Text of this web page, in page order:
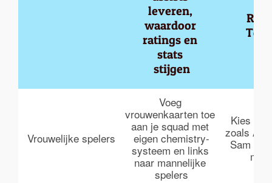
leveren,
waardoor
ratings en
stats
stijgen
Vrouwelijke spelers
Voeg
vrouwenkaarten toe
aan je squad met
eigen chemistry-
systeem en links
naar mannelijke
spelers
Kies
zoals
Sam